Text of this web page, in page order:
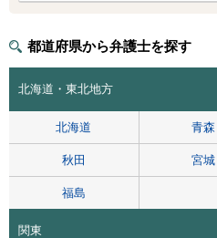
都道府県から弁護士を探す
北海道・東北地方
北海道 青森
秋田 宮城
福島
関東